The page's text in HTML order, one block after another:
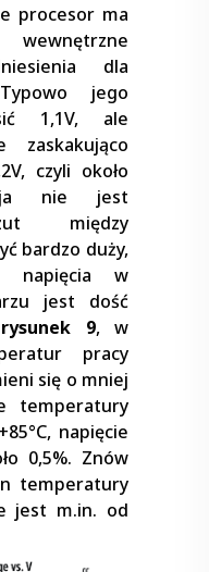
procesor ma
wewnętrzne
dla
jego
1,1V, ale
zaskakująco
czyli około
nie jest
między
bardzo duży,
napięcia w
jest dość
rysunek 9, w
pracy
się o mniej
temperatury
napięcie
0,5%. Znów
temperatury
jest m.in. od